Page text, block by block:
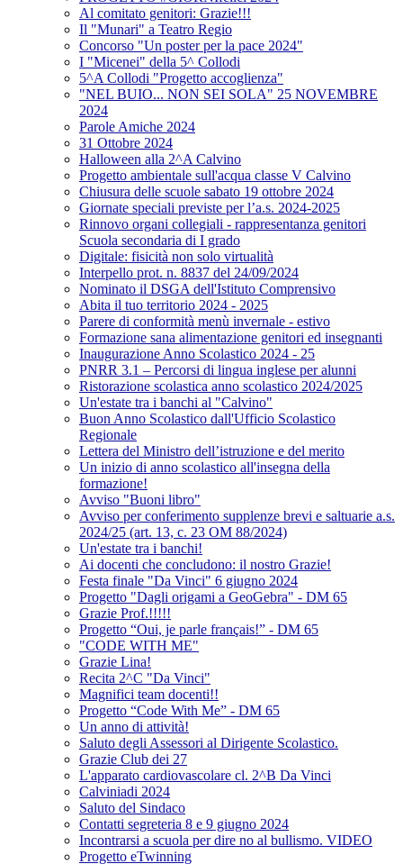
Al comitato genitori: Grazie!!!
Il "Munari" a Teatro Regio
Concorso "Un poster per la pace 2024"
I "Micenei" della 5^ Collodi
5^A Collodi "Progetto accoglienza"
"NEL BUIO... NON SEI SOLA" 25 NOVEMBRE
2024
Parole Amiche 2024
31 Ottobre 2024
Halloween alla 2^A Calvino
Progetto ambientale sull'acqua classe V Calvino
Chiusura delle scuole sabato 19 ottobre 2024
Giornate speciali previste per l’a.s. 2024-2025
Rinnovo organi collegiali - rappresentanza genitori
Scuola secondaria di I grado
Digitale: fisicità non solo virtualità
Interpello prot. n. 8837 del 24/09/2024
Nominato il DSGA dell'Istituto Comprensivo
Abita il tuo territorio 2024 - 2025
Parere di conformità menù invernale - estivo
Formazione sana alimentazione genitori ed insegnanti
Inaugurazione Anno Scolastico 2024 - 25
PNRR 3.1 – Percorsi di lingua inglese per alunni
Ristorazione scolastica anno scolastico 2024/2025
Un'estate tra i banchi al "Calvino"
Buon Anno Scolastico dall'Ufficio Scolastico
Regionale
Lettera del Ministro dell’istruzione e del merito
Un inizio di anno scolastico all'insegna della
formazione!
Avviso "Buoni libro"
Avviso per conferimento supplenze brevi e saltuarie a.s.
2024/25 (art. 13, c. 23 OM 88/2024)
Un'estate tra i banchi!
Ai docenti che concludono: il nostro Grazie!
Festa finale "Da Vinci" 6 giugno 2024
Progetto "Dagli origami a GeoGebra" - DM 65
Grazie Prof.!!!!!
Progetto “Oui, je parle français!” - DM 65
"CODE WITH ME"
Grazie Lina!
Recita 2^C "Da Vinci"
Magnifici team docenti!!
Progetto “Code With Me” - DM 65
Un anno di attività!
Saluto degli Assessori al Dirigente Scolastico.
Grazie Club dei 27
L'apparato cardiovascolare cl. 2^B Da Vinci
Calviniadi 2024
Saluto del Sindaco
Contatti segreteria 8 e 9 giugno 2024
Incontrarsi a scuola per dire no al bullismo. VIDEO
Progetto eTwinning